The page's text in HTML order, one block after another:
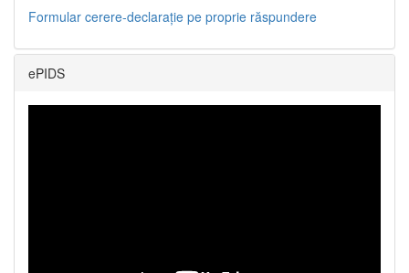
Formular cerere-declarație pe proprie răspundere
ePIDS